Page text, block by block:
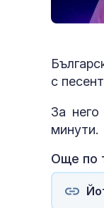
с
За
минути.
Още по